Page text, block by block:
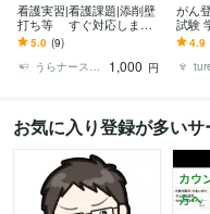
看護実習|看護課題|添削壁
打ち等 すぐ対応します
予算を抑えたい｜時間が
ない｜添削・加筆・修
正 すぐ連絡を！
5.0 (9)
うらナース＠看護過程の達人
1,000 円
がん
試験
ます
認定
予定
4.9
お気に入り登録が多いサ